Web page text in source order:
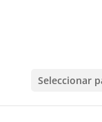
Seleccionar